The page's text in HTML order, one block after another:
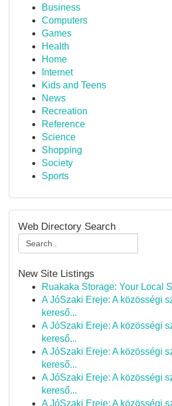
Business
Computers
Games
Health
Home
Internet
Kids and Teens
News
Recreation
Reference
Science
Shopping
Society
Sports
Web Directory Search
New Site Listings
Ruakaka Storage: Your Local
A JóSzaki Ereje: A közösségi
kereső...
A JóSzaki Ereje: A közösségi
kereső...
A JóSzaki Ereje: A közösségi
kereső...
A JóSzaki Ereje: A közösségi
kereső...
A JóSzaki Ereje: A közösségi